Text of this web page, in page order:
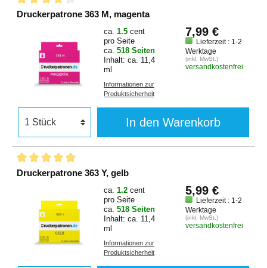
Druckerpatrone 363 M, magenta
ca. 1.5 cent
pro Seite
ca. 518 Seiten
Inhalt: ca. 11,4
ml
Informationen zur
Produktsicherheit
7,99 €
Lieferzeit : 1-2
Werktage
(inkl. MwSt.)
versandkostenfrei
In den Warenkorb
Druckerpatrone 363 Y, gelb
ca. 1.2 cent
pro Seite
ca. 518 Seiten
Inhalt: ca. 11,4
ml
Informationen zur
Produktsicherheit
5,99 €
Lieferzeit : 1-2
Werktage
(inkl. MwSt.)
versandkostenfrei